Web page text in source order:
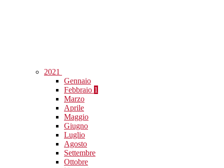
2021
Gennaio
Febbraio 1
Marzo
Aprile
Maggio
Giugno
Luglio
Agosto
Settembre
Ottobre